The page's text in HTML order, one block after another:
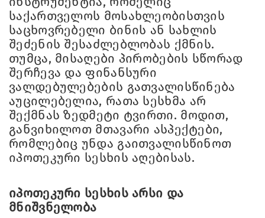
საქართველოს მოსახლეობისთვის
საცხოვრებელი ბინის ან სახლის
შეძენის შესაძლებლობას ქმნის.
თუმცა, მისაღები პირობების სწორად
შერჩევა და ფინანსური
ვალდებულებების გათვალისწინება
აუცილებელია, რათა სესხმა არ
შექმნას ზედმეტი ტვირთი. მოდით,
განვიხილოთ მთავარი ასპექტები,
რომლებიც უნდა გაითვალისწინოთ
იპოთეკური სესხის აღებისას.
იპოთეკური სესხის არსი და
მნიშვნელობა